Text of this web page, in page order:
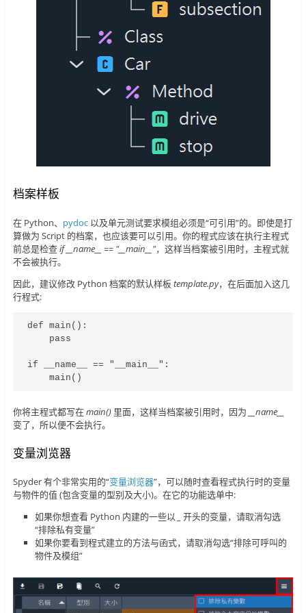
档案样板
在 Python、 pydoc以及单元测试要求模组必须是“可引用”的。即使是打
算做为 Script 的档案，也应该要可以引用。你的程式应该在执行主程式
前总是检查if __name__ == "__main__"，这样当档案被引用时，主程式就
不会被执行。
因此，建议修改 Python 档案的默认样板 template.py，在后面加入这几
行程式:
def main():
    pass
if __name__ == "__main__":
    main()
你将主程式都写在main()里面，这样当档案被引用时，因为
__name__
变了，所以便不会执行。
变量浏览器
Spyder 有个非常实用的“变量浏览器”，可以随时查看程式执行时的变量
与物件的值 (包含变量的型别及大小)。在它的功能选单中:
如果你想查看 Python 内建的一些以
开头的变量，请取消勾选
“排除私有变量”
如果你要看到程式建立的方法与函式，请取消勾选“排除可呼叫的
物件及模组”